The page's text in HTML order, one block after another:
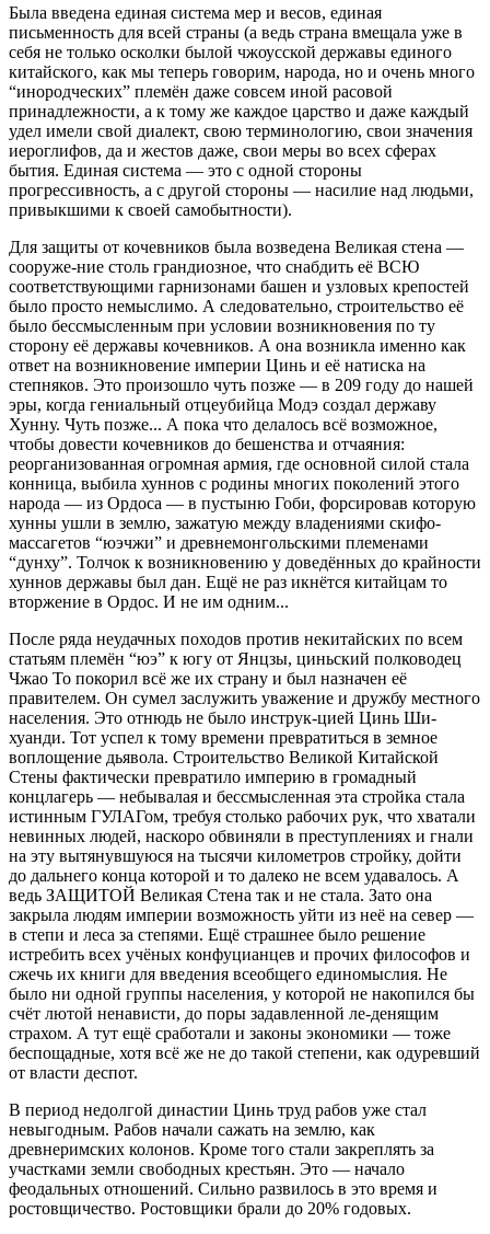
Была введена единая система мер и весов, единая
письменность для всей страны (а ведь страна вмещала уже в
себя не только осколки былой чжоусской державы единого
китайского, как мы теперь говорим, народа, но и очень много
“инородческих” племён даже совсем иной расовой
принадлежности, а к тому же каждое царство и даже каждый
удел имели свой диалект, свою терминологию, свои значения
иероглифов, да и жестов даже, свои меры во всех сферах
бытия. Единая система — это с одной стороны
прогрессивность, а с другой стороны — насилие над людьми,
привыкшими к своей самобытности).
Для защиты от кочевников была возведена Великая стена —
сооруже-ние столь грандиозное, что снабдить её ВСЮ
соответствующими гарнизонами башен и узловых крепостей
было просто немыслимо. А следовательно, строительство её
было бессмысленным при условии возникновения по ту
сторону её державы кочевников. А она возникла именно как
ответ на возникновение империи Цинь и её натиска на
степняков. Это произошло чуть позже — в 209 году до нашей
эры, когда гениальный отцеубийца Модэ создал державу
Хунну. Чуть позже... А пока что делалось всё возможное,
чтобы довести кочевников до бешенства и отчаяния:
реорганизованная огромная армия, где основной силой стала
конница, выбила хуннов с родины многих поколений этого
народа — из Ордоса — в пустыню Гоби, форсировав которую
хунны ушли в землю, зажатую между владениями скифо-
массагетов “юэчжи” и древнемонгольскими племенами
“дунху”. Толчок к возникновению у доведённых до крайности
хуннов державы был дан. Ещё не раз икнётся китайцам то
вторжение в Ордос. И не им одним...
После ряда неудачных походов против некитайских по всем
статьям племён “юэ” к югу от Янцзы, циньский полководец
Чжао То покорил всё же их страну и был назначен её
правителем. Он сумел заслужить уважение и дружбу местного
населения. Это отнюдь не было инструк-цией Цинь Ши-
хуанди. Тот успел к тому времени превратиться в земное
воплощение дьявола. Строительство Великой Китайской
Стены фактически превратило империю в громадный
концлагерь — небывалая и бессмысленная эта стройка стала
истинным ГУЛАГом, требуя столько рабочих рук, что хватали
невинных людей, наскоро обвиняли в преступлениях и гнали
на эту вытянувшуюся на тысячи километров стройку, дойти
до дальнего конца которой и то далеко не всем удавалось. А
ведь ЗАЩИТОЙ Великая Стена так и не стала. Зато она
закрыла людям империи возможность уйти из неё на север —
в степи и леса за степями. Ещё страшнее было решение
истребить всех учёных конфуцианцев и прочих философов и
сжечь их книги для введения всеобщего единомыслия. Не
было ни одной группы населения, у которой не накопился бы
счёт лютой ненависти, до поры задавленной ле-денящим
страхом. А тут ещё сработали и законы экономики — тоже
беспощадные, хотя всё же не до такой степени, как одуревший
от власти деспот.
В период недолгой династии Цинь труд рабов уже стал
невыгодным. Рабов начали сажать на землю, как
древнеримских колонов. Кроме того стали закреплять за
участками земли свободных крестьян. Это — начало
феодальных отношений. Сильно развилось в это время и
ростовщичество. Ростовщики брали до 20% годовых.